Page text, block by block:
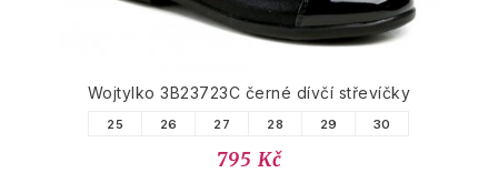
Wojtylko 3B23723C černé dívčí střevíčky
25 26 27 28 29 30
795 Kč